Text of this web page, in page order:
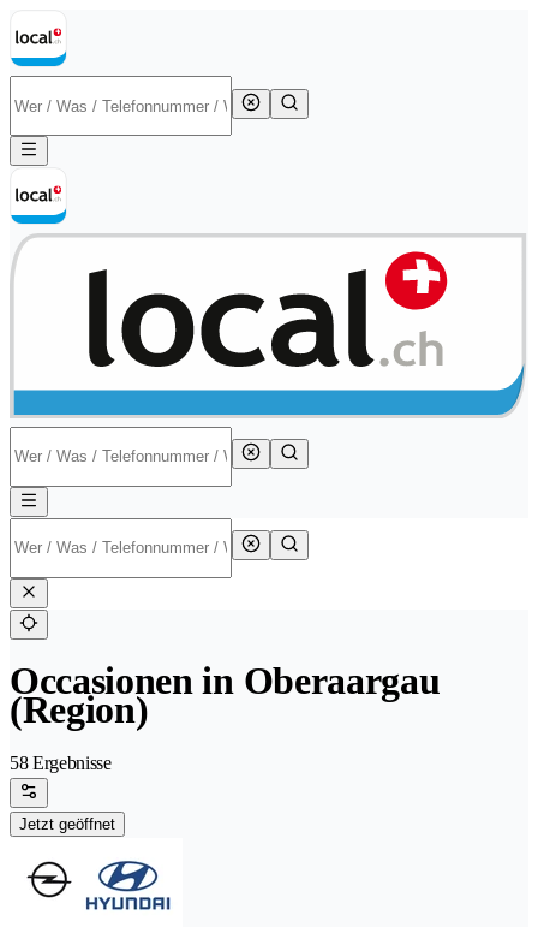
Occasionen in Oberaargau
(Region)
58 Ergebnisse
Jetzt geöffnet